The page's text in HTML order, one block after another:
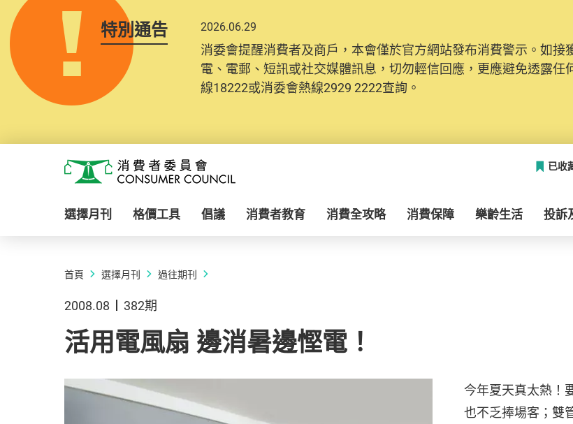
特別通告 2026.06.29
消委會提醒消費者及商戶，本會僅於官方網站發布消費警示。如
電、電郵、短訊或社交媒體訊息，切勿輕信回應，更應避免透露
線18222或消委會熱線2929 2222查詢。
消費者委員會
已收
選擇月刊 格價工具 倡議 消費者教育 消費全攻略 消費保障 樂齡生活 投訴
首頁 選擇月刊 過往期刊
2008.08 382期
活用電風扇 邊消暑邊慳電！
今年夏天真太熱！
也不乏捧場客；雙